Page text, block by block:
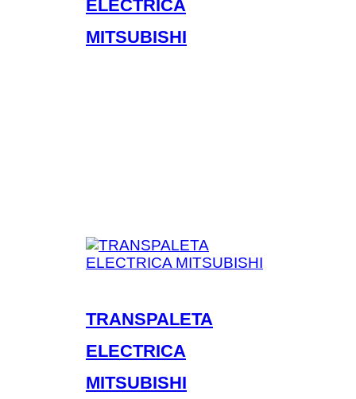
ELECTRICA
MITSUBISHI
TRANSPALETA
ELECTRICA
MITSUBISHI